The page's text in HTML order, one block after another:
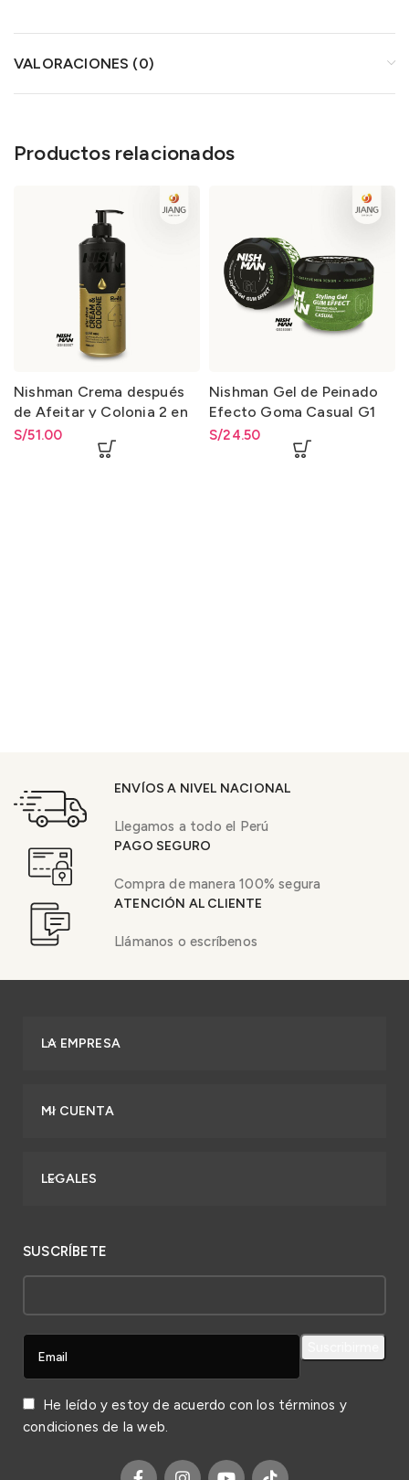
VALORACIONES (0)
Productos relacionados
Nishman Crema después
de Afeitar y Colonia 2 en
1-4 / After Shave Cream &
Cologne 2 in 1-4 400ml.
S/51.00
Nishman Gel de Peinado
Efecto Goma Casual G1
Gum Effect Hair Gel
Casual G1 300ml.
S/24.50
ENVÍOS A NIVEL NACIONAL
Llegamos a todo el Perú
PAGO SEGURO
Compra de manera 100% segura
ATENCIÓN AL CLIENTE
Llámanos o escríbenos
LA EMPRESA
MI CUENTA
LEGALES
SUSCRÍBETE
He leído y estoy de acuerdo con los términos y
condiciones de la web.